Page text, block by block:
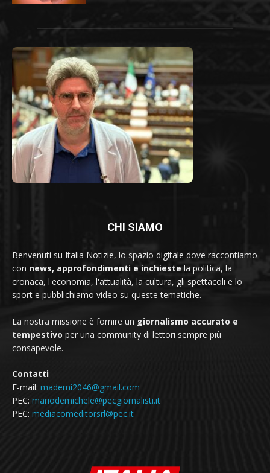
CHI SIAMO
Benvenuti su Italia Notizie, lo spazio digitale dove raccontiamo
con news, approfondimenti e inchieste la politica, la
cronaca, l'economia, l'attualità, la cultura, gli spettacoli e lo
sport e pubblichiamo video su queste tematiche.
La nostra missione è fornire un giornalismo accurato e
tempestivo per una community di lettori sempre più
consapevole.
Contatti
E-mail: mademi2046@gmail.com
PEC: mariodemichele@pecgiornalisti.it
PEC: mediacomeditorsrl@pec.it